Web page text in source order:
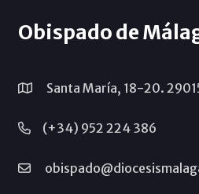
Obispado de
Santa María, 18-20.
(+34) 952 224 386